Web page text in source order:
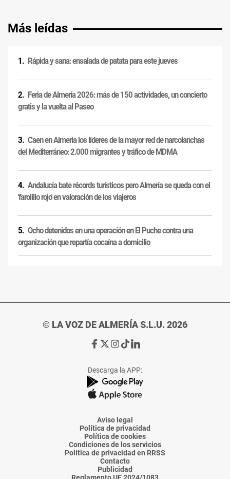
Más leídas
Rápida y sana: ensalada de patata para este jueves
Feria de Almería 2026: más de 150 actividades, un concierto
gratis y la vuelta al Paseo
Caen en Almería los líderes de la mayor red de narcolanchas
del Mediterráneo: 2.000 migrantes y tráfico de MDMA
Andalucía bate récords turísticos pero Almería se queda con el
'farolillo rojo' en valoración de los viajeros
Ocho detenidos en una operación en El Puche contra una
organización que repartía cocaína a domicilio
© LA VOZ DE ALMERÍA S.L.U. 2026
Ir
de
La
Voz
Almería
Ir
de
La
Voz
Almería
Ir
de
La
Voz
Almería
Ir
de
La
Voz
Almería
Ir
de
La
Voz
Descarga la APP:
Aviso legal
Política de privacidad
Política de cookies
Condiciones de los servicios
Política de privacidad en RRSS
Contacto
Publicidad